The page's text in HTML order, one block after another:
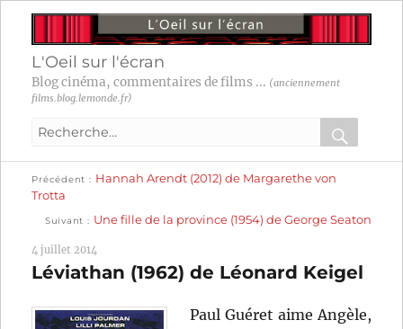
L'Oeil sur l'écran
Blog cinéma, commentaires de films ... (anciennement
films.blog.lemonde.fr)
Recherche
:
OK
Navigation
de
l’article
Précédent
précédente :
Hannah Arendt (2012) de Margarethe von
Trotta
Suivant
suivante :
Une fille de la province (1954) de George Seaton
4 juillet 2014
Léviathan (1962) de Léonard Keigel
Paul Guéret aime Angèle,